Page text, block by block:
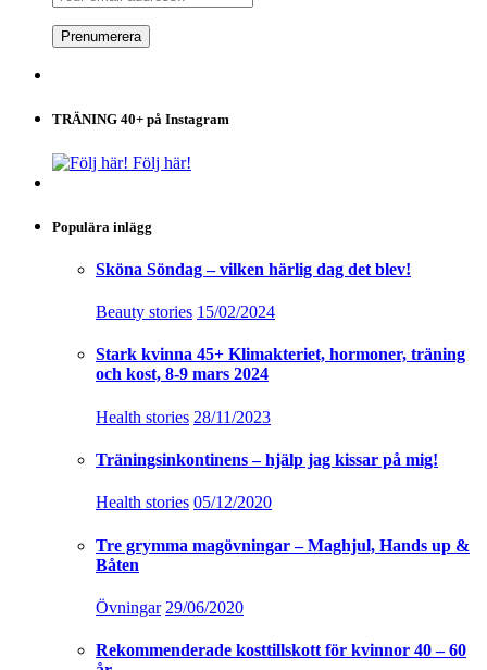
TRÄNING 40+ på Instagram
Följ här!
Populära inlägg
Sköna Söndag – vilken härlig dag det blev!
Beauty stories 15/02/2024
Stark kvinna 45+ Klimakteriet, hormoner, träning
och kost, 8-9 mars 2024
Health stories 28/11/2023
Träningsinkontinens – hjälp jag kissar på mig!
Health stories 05/12/2020
Tre grymma magövningar – Maghjul, Hands up &
Båten
Övningar 29/06/2020
Rekommenderade kosttillskott för kvinnor 40 – 60